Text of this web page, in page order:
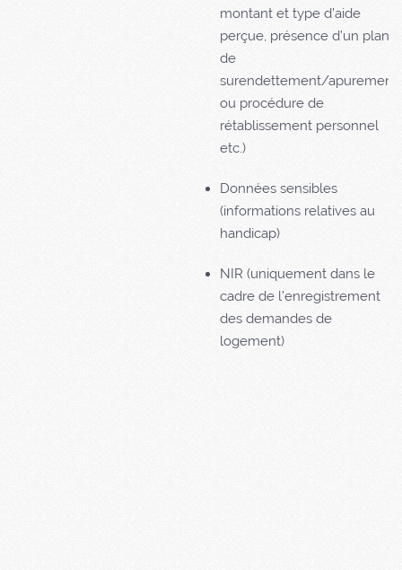
montant et type d’aide
perçue, présence d’un plan
de
surendettement/apurement
ou procédure de
rétablissement personnel
etc.)
Données sensibles
(informations relatives au
handicap)
NIR (uniquement dans le
cadre de l’enregistrement
des demandes de
logement)